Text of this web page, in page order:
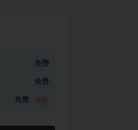
免费
免费
免费